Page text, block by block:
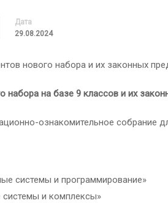
Дата
29.08.2024
нового набора и их законных
на базе 9 классов и их
ознакомительное собрание
системы и программирование»
и комплексы»